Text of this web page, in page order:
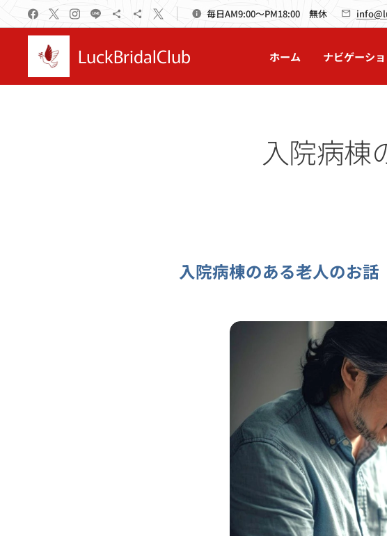
毎日AM9:00～PM18:00 無休
LuckBridalClub ホーム ナビゲーシ
入院病棟
入院病棟のある老人のお話